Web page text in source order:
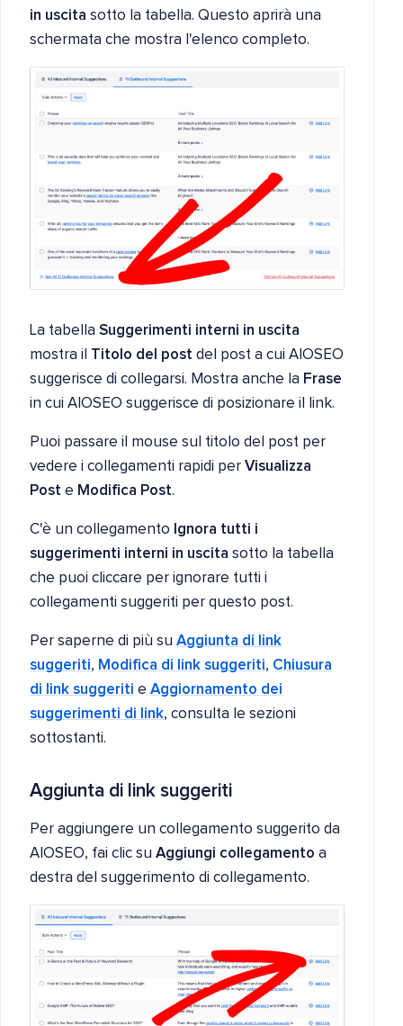
in uscita sotto la tabella. Questo aprirà una
schermata che mostra l'elenco completo.
La tabella Suggerimenti interni in uscita
mostra il Titolo del post del post a cui AIOSEO
suggerisce di collegarsi. Mostra anche la Frase
in cui AIOSEO suggerisce di posizionare il link.
Puoi passare il mouse sul titolo del post per
vedere i collegamenti rapidi per Visualizza
Post e Modifica Post.
C'è un collegamento Ignora tutti i
suggerimenti interni in uscita sotto la tabella
che puoi cliccare per ignorare tutti i
collegamenti suggeriti per questo post.
Per saperne di più su Aggiunta di link
suggeriti, Modifica di link suggeriti, Chiusura
di link suggeriti e Aggiornamento dei
suggerimenti di link, consulta le sezioni
sottostanti.
Aggiunta di link suggeriti
Per aggiungere un collegamento suggerito da
AIOSEO, fai clic su Aggiungi collegamento a
destra del suggerimento di collegamento.